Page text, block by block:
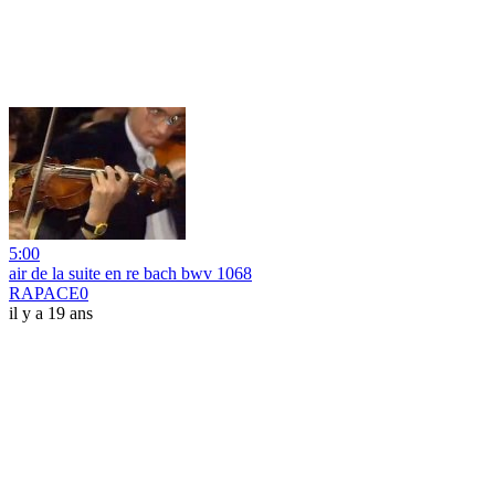
5:00
air de la suite en re bach bwv 1068
RAPACE0
il y a 19 ans